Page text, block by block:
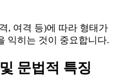
, 여격 등)에 따라 형태가
익히는 것이 중요합니다.
문법적 특징